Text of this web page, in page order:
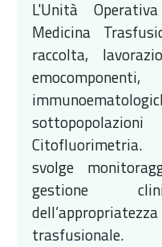
L'Unità
Medicina
raccolta,
svolge
gestione
trasfusionale.